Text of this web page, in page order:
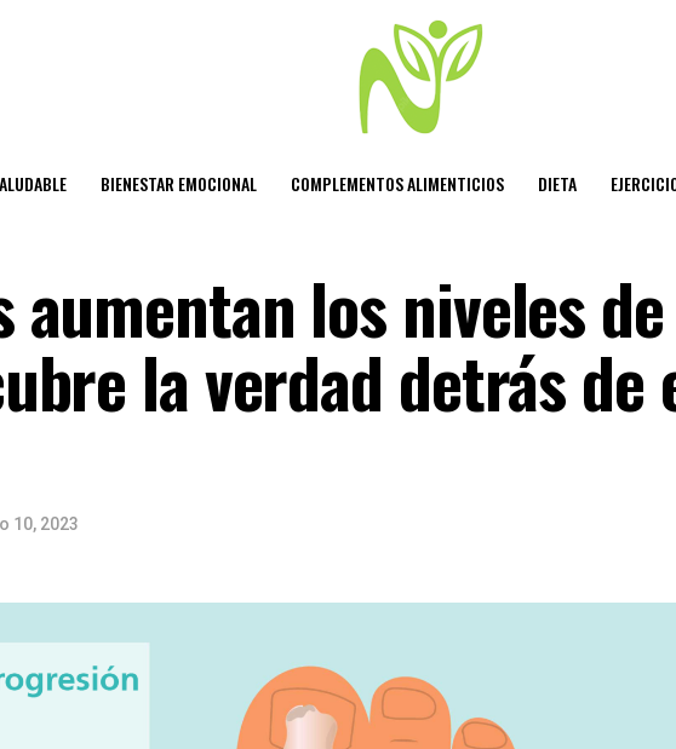
BIENESTAR EMOCIONAL COMPLEMENTOS ALIMENTICIOS DIETA
aumentan los niveles
la verdad detrás de
10, 2023